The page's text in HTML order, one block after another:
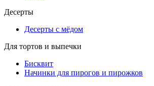
Десерты
Десерты с мёдом
Для тортов и выпечки
Бисквит
Начинки для пирогов и пирожков